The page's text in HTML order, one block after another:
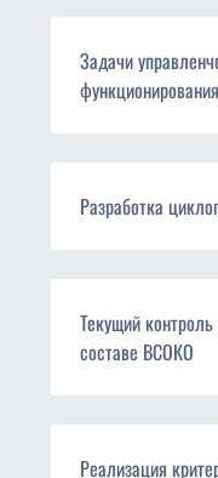
Задачи
Разработка
Текущий
составе ВСОКО
Реализация